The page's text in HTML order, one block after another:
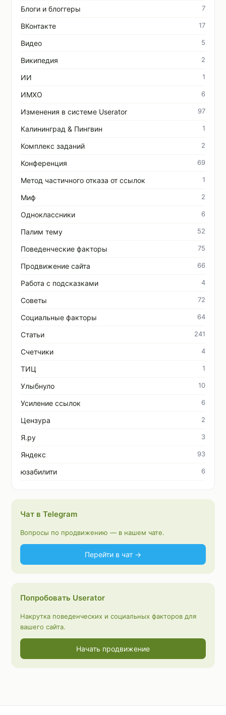
Блоги и блоггеры 7
ВКонтакте 17
Видео 5
Википедия 2
ИИ 1
ИМХО 6
Изменения в системе Userator 97
Калининград & Пингвин 1
Комплекс заданий 2
Конференция 69
Метод частичного отказа от ссылок 1
Миф 2
Одноклассники 6
Палим тему 52
Поведенческие факторы 75
Продвижение сайта 66
Работа с подсказками 4
Советы 72
Социальные факторы 64
Статьи 241
Счетчики 4
ТИЦ 1
Улыбнуло 10
Усиление ссылок 6
Цензура 2
Я.ру 3
Яндекс 93
юзабилити 6
Чат в Telegram
Вопросы по продвижению — в нашем чате.
Перейти в чат →
Попробовать Userator
Накрутка поведенческих и социальных факторов для
вашего сайта.
Начать продвижение